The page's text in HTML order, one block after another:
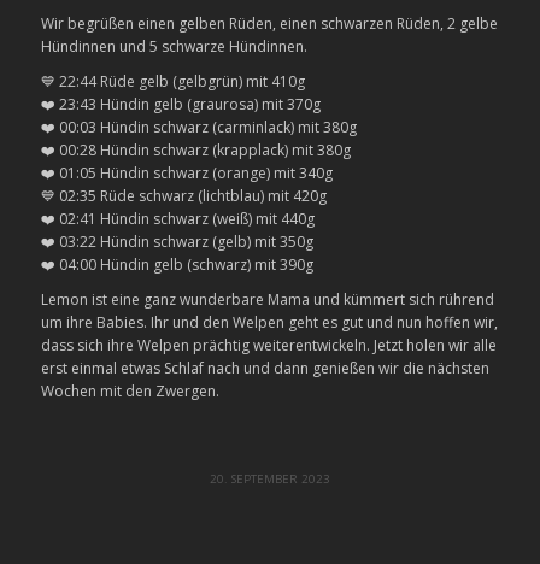
Wir begrüßen einen gelben Rüden, einen schwarzen Rüden, 2 gelbe
Hündinnen und 5 schwarze Hündinnen.
💙 22:44 Rüde gelb (gelbgrün) mit 410g
❤️ 23:43 Hündin gelb (graurosa) mit 370g
❤️ 00:03 Hündin schwarz (carminlack) mit 380g
❤️ 00:28 Hündin schwarz (krapplack) mit 380g
❤️ 01:05 Hündin schwarz (orange) mit 340g
💙 02:35 Rüde schwarz (lichtblau) mit 420g
❤️ 02:41 Hündin schwarz (weiß) mit 440g
❤️ 03:22 Hündin schwarz (gelb) mit 350g
❤️ 04:00 Hündin gelb (schwarz) mit 390g
Lemon ist eine ganz wunderbare Mama und kümmert sich rührend
um ihre Babies. Ihr und den Welpen geht es gut und nun hoffen wir,
dass sich ihre Welpen prächtig weiterentwickeln. Jetzt holen wir alle
erst einmal etwas Schlaf nach und dann genießen wir die nächsten
Wochen mit den Zwergen.
20. SEPTEMBER 2023